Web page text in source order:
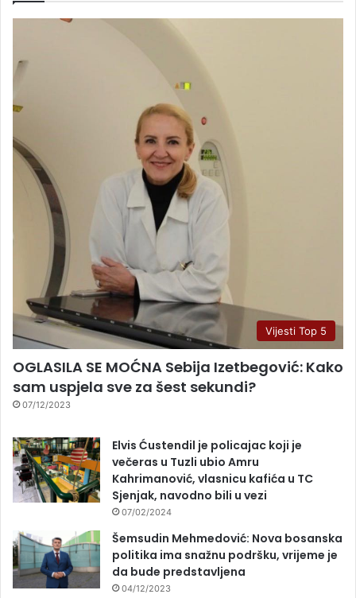
Vijesti Top 5
OGLASILA SE MOĆNA Sebija Izetbegović: Kako
sam uspjela sve za šest sekundi?
07/12/2023
Elvis Ćustendil je policajac koji je
večeras u Tuzli ubio Amru
Kahrimanović, vlasnicu kafića u TC
Sjenjak, navodno bili u vezi
07/02/2024
Šemsudin Mehmedović: Nova bosanska
politika ima snažnu podršku, vrijeme je
da bude predstavljena
04/12/2023